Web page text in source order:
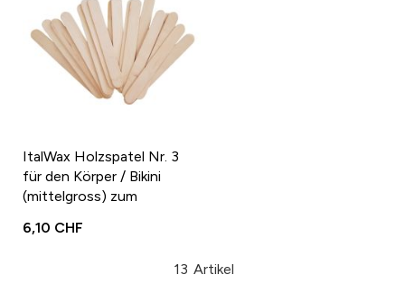
ItalWax Holzspatel Nr. 3
für den Körper / Bikini
(mittelgross) zum
oder Büchsenwachs
6,10 CHF
13 Artikel